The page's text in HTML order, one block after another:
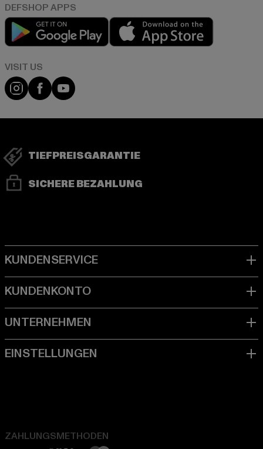
Play market
Visit our Instagram page:
Visit our Facebook page:
Visit our YouTube channel:
TIEFPREISGARANTIE
SICHERE BEZAHLUNG
ZAHLUNGSMETHODEN